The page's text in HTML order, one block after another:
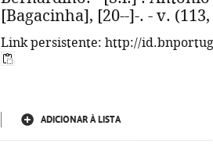
[Bagacinha], [20--]-. - v.
Link persistente: http://
ADICIONAR À LISTA